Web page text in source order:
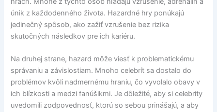
únik z každodenného života. Hazardné hry ponúkajú
jedinečný spôsob, ako zažiť vzrušenie bez rizika
skutočných následkov pre ich kariéru.
Na druhej strane, hazard môže viesť k problematickému
správaniu a závislostiam. Mnoho celebrít sa dostalo do
problémov kvôli nadmernému hraniu, čo vyvolalo obavy v
ich blízkosti a medzi fanúšikmi. Je dôležité, aby si celebrity
uvedomili zodpovednosť, ktorú so sebou prinášajú, a aby